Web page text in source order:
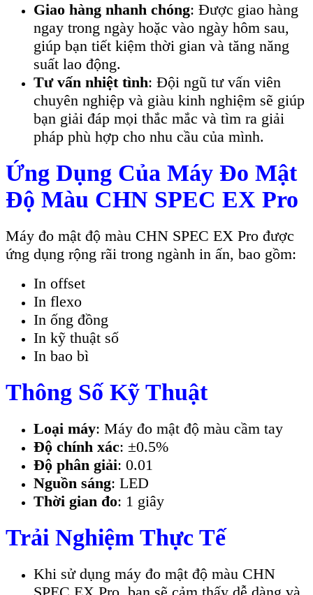
Giao hàng nhanh chóng: Được giao hàng
ngay trong ngày hoặc vào ngày hôm sau,
giúp bạn tiết kiệm thời gian và tăng năng
suất lao động.
Tư vấn nhiệt tình: Đội ngũ tư vấn viên
chuyên nghiệp và giàu kinh nghiệm sẽ giúp
bạn giải đáp mọi thắc mắc và tìm ra giải
pháp phù hợp cho nhu cầu của mình.
Ứng Dụng Của Máy Đo Mật
Độ Màu CHN SPEC EX Pro
Máy đo mật độ màu CHN SPEC EX Pro được
ứng dụng rộng rãi trong ngành in ấn, bao gồm:
In offset
In flexo
In ống đồng
In kỹ thuật số
In bao bì
Thông Số Kỹ Thuật
Loại máy: Máy đo mật độ màu cầm tay
Độ chính xác: ±0.5%
Độ phân giải: 0.01
Nguồn sáng: LED
Thời gian đo: 1 giây
Trải Nghiệm Thực Tế
Khi sử dụng máy đo mật độ màu CHN